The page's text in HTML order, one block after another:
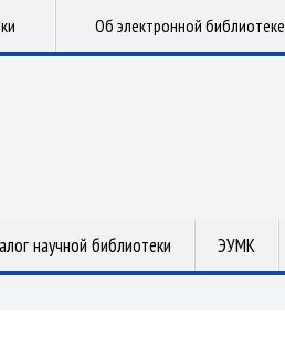
Об электронной библиотеке
научной библиотеки ЭУМК